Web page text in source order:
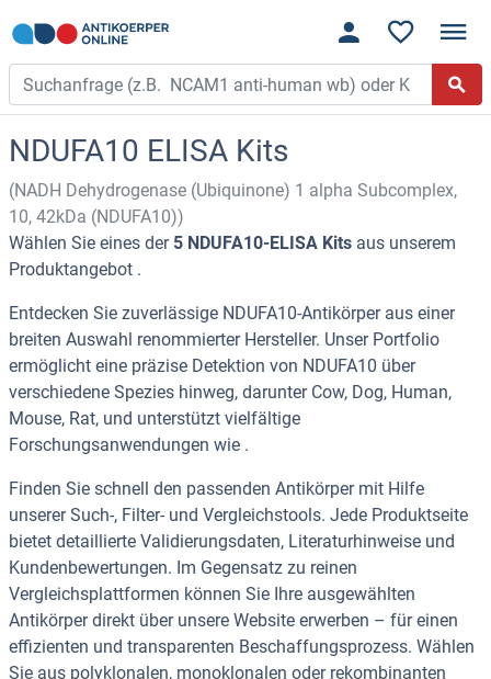
NDUFA10 ELISA Kits
(NADH Dehydrogenase (Ubiquinone) 1 alpha Subcomplex,
10, 42kDa (NDUFA10))
Wählen Sie eines der 5 NDUFA10-ELISA Kits aus unserem
Produktangebot .
Entdecken Sie zuverlässige NDUFA10-Antikörper aus einer
breiten Auswahl renommierter Hersteller. Unser Portfolio
ermöglicht eine präzise Detektion von NDUFA10 über
verschiedene Spezies hinweg, darunter Cow, Dog, Human,
Mouse, Rat, und unterstützt vielfältige
Forschungsanwendungen wie .
Finden Sie schnell den passenden Antikörper mit Hilfe
unserer Such-, Filter- und Vergleichstools. Jede Produktseite
bietet detaillierte Validierungsdaten, Literaturhinweise und
Kundenbewertungen. Im Gegensatz zu reinen
Vergleichsplattformen können Sie Ihre ausgewählten
Antikörper direkt über unsere Website erwerben – für einen
effizienten und transparenten Beschaffungsprozess. Wählen
Sie aus polyklonalen, monoklonalen oder rekombinanten